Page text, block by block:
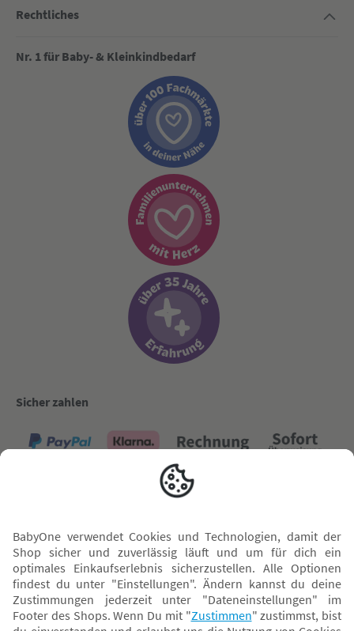
Rechtliches
Nr. 1 für Baby- & Kleinkindbedarf
Sicher zahlen
Versand mit